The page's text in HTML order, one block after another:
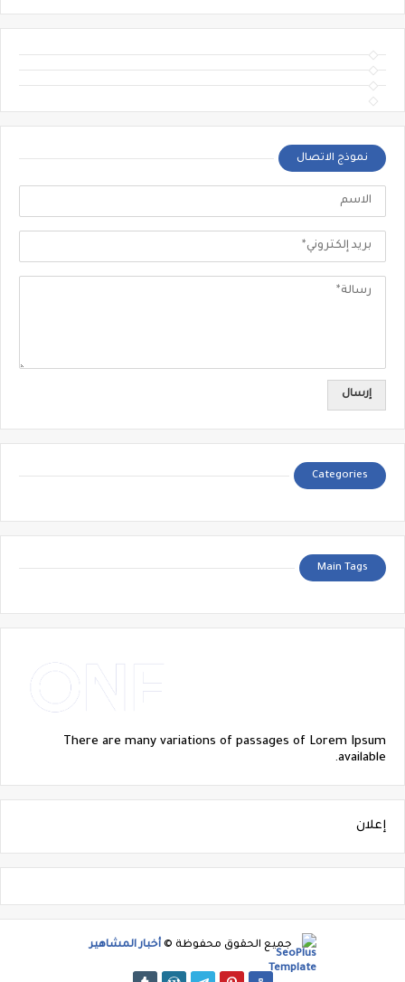
نموذج الاتصال
Categories
Main Tags
There are many variations of passages of Lorem Ipsum
available.
إعلان
جميع الحقوق محفوظة © أخبار المشاهير